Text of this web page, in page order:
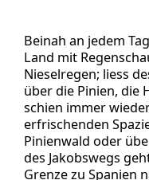
Beinah an jedem
Land mit
Nieselregen; liess
über die Pinien, die
schien immer
erfrischenden
Pinienwald oder
des Jakobswegs
Grenze zu Spanien